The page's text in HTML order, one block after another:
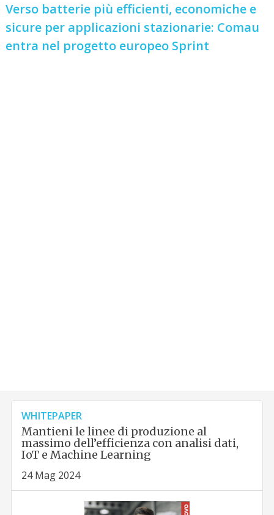
Verso batterie più efficienti, economiche e
sicure per applicazioni stazionarie: Comau
entra nel progetto europeo Sprint
WHITEPAPER
Mantieni le linee di produzione al
massimo dell’efficienza con analisi dati,
IoT e Machine Learning
24 Mag 2024